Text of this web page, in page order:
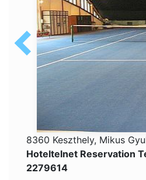
8360 Keszthely, Mikus
Hoteltelnet Reservation
2279614